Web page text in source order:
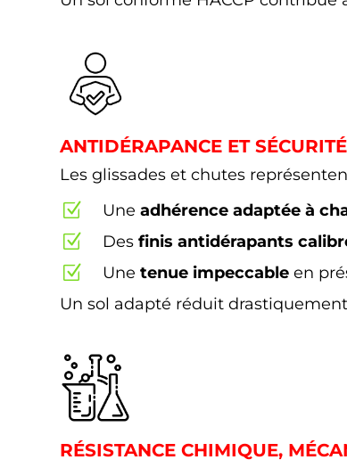
ANTIDÉRAPANCE ET
Les glissades et chutes
Z Une adhérence adaptée à
Z Des finis antidérapants
Z Une tenue impeccableen
Un sol adapté réduit
RÉSISTANCE CHIMIQUE,